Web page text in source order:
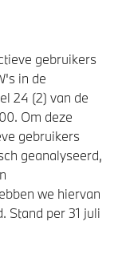
gebruikers
in de
24 (2) van de
Om deze
gebruikers
geanalyseerd,
we hiervan
Stand per 31 juli